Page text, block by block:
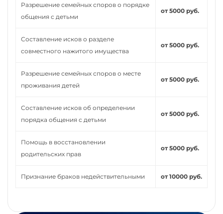
Разрешение семейных споров о порядке
общения с детьми
от 5000 руб.
Составление исков о разделе
совместного нажитого имущества
от 5000 руб.
Разрешение семейных споров о месте
проживания детей
от 5000 руб.
Составление исков об определении
порядка общения с детьми
от 5000 руб.
Помощь в восстановлении
родительских прав
от 5000 руб.
Признание браков недействительными от 10000 руб.